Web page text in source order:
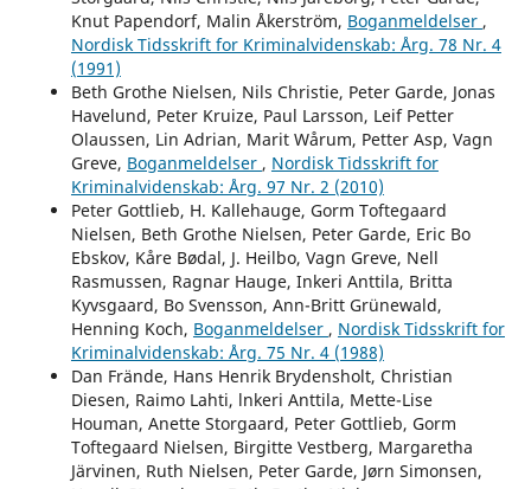
Knut Papendorf, Malin Åkerström, Boganmeldelser ,
Nordisk Tidsskrift for Kriminalvidenskab: Årg. 78 Nr. 4
(1991)
Beth Grothe Nielsen, Nils Christie, Peter Garde, Jonas
Havelund, Peter Kruize, Paul Larsson, Leif Petter
Olaussen, Lin Adrian, Marit Wårum, Petter Asp, Vagn
Greve, Boganmeldelser , Nordisk Tidsskrift for
Kriminalvidenskab: Årg. 97 Nr. 2 (2010)
Peter Gottlieb, H. Kallehauge, Gorm Toftegaard
Nielsen, Beth Grothe Nielsen, Peter Garde, Eric Bo
Ebskov, Kåre Bødal, J. Heilbo, Vagn Greve, Nell
Rasmussen, Ragnar Hauge, Inkeri Anttila, Britta
Kyvsgaard, Bo Svensson, Ann-Britt Grünewald,
Henning Koch, Boganmeldelser , Nordisk Tidsskrift for
Kriminalvidenskab: Årg. 75 Nr. 4 (1988)
Dan Frände, Hans Henrik Brydensholt, Christian
Diesen, Raimo Lahti, lnkeri Anttila, Mette-Lise
Houman, Anette Storgaard, Peter Gottlieb, Gorm
Toftegaard Nielsen, Birgitte Vestberg, Margaretha
Järvinen, Ruth Nielsen, Peter Garde, Jørn Simonsen,